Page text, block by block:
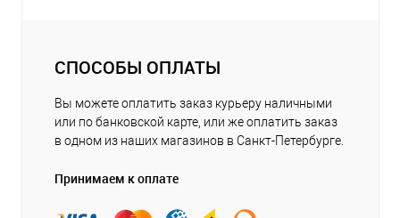
СПОСОБЫ ОПЛАТЫ
Вы можете оплатить заказ курьеру наличными
или по банковской карте, или же оплатить заказ
в одном из наших магазинов в Санкт-Петербурге.
Принимаем к оплате